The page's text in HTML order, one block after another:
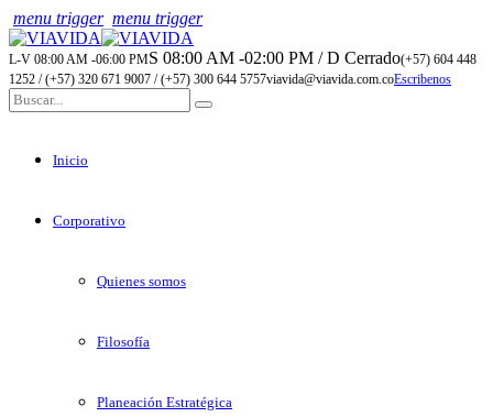
menu trigger menu trigger
L-V 08:00 AM -06:00 PMS 08:00 AM -02:00 PM / D Cerrado(+57) 604 448
1252 / (+57) 320 671 9007 / (+57) 300 644 5757viavida@viavida.com.coEscribenos
Inicio
Corporativo
Quienes somos
Filosofía
Planeación Estratégica